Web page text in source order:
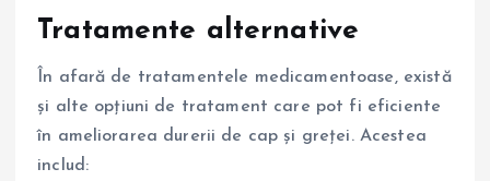
Tratamente alternative
În afară de tratamentele medicamentoase, există
și alte opțiuni de tratament care pot fi eficiente
în ameliorarea durerii de cap și greței. Acestea
includ: